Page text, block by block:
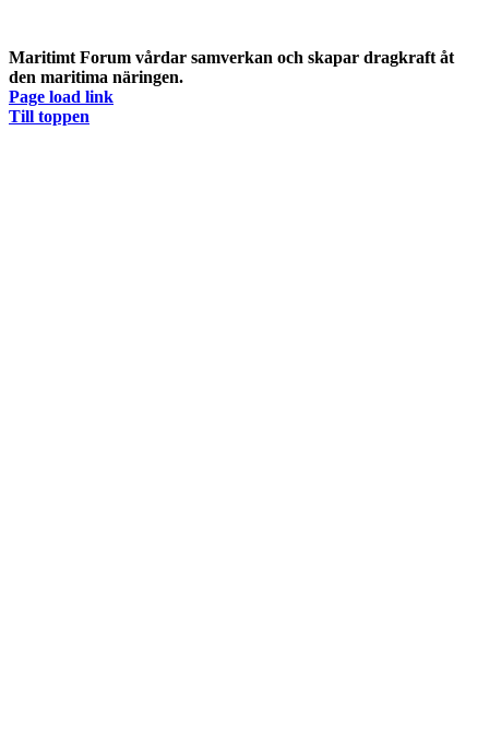
Maritimt Forum vårdar samverkan och skapar dragkraft åt
den maritima näringen.
Page load link
Till toppen